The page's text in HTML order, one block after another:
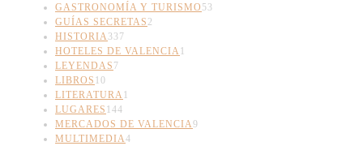
GASTRONOMÍA Y TURISMO 53
GUÍAS SECRETAS 2
HISTORIA337
HOTELES DE VALENCIA1
LEYENDAS 7
LIBROS 10
LITERATURA1
LUGARES 144
MERCADOS DE VALENCIA9
MULTIMEDIA4